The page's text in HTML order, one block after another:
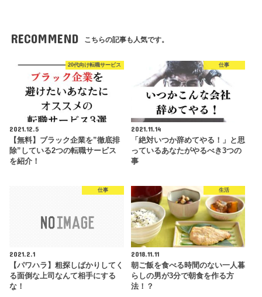
RECOMMEND こちらの記事も人気です。
20代向け転職サービス
2021.12.5
【無料】ブラック企業を”徹底排
除”している2つの転職サービス
を紹介！
仕事
2021.11.14
「絶対いつか辞めてやる！」と思
っているあなたがやるべき3つの
事
仕事
2021.2.1
【パワハラ】粗探しばかりしてく
る面倒な上司なんて相手にする
な！
生活
2018.11.11
朝ご飯を食べる時間のない一人暮
らしの男が3分で朝食を作る方
法！？